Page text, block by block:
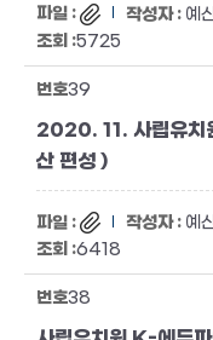
예
5725
39
2020. 11. 사립유치
산 편성 )
예
6418
38